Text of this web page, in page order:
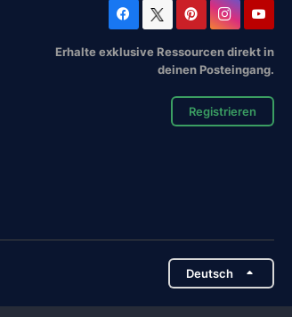
Erhalte exklusive Ressourcen direkt in
deinen Posteingang.
Registrieren
Deutsch